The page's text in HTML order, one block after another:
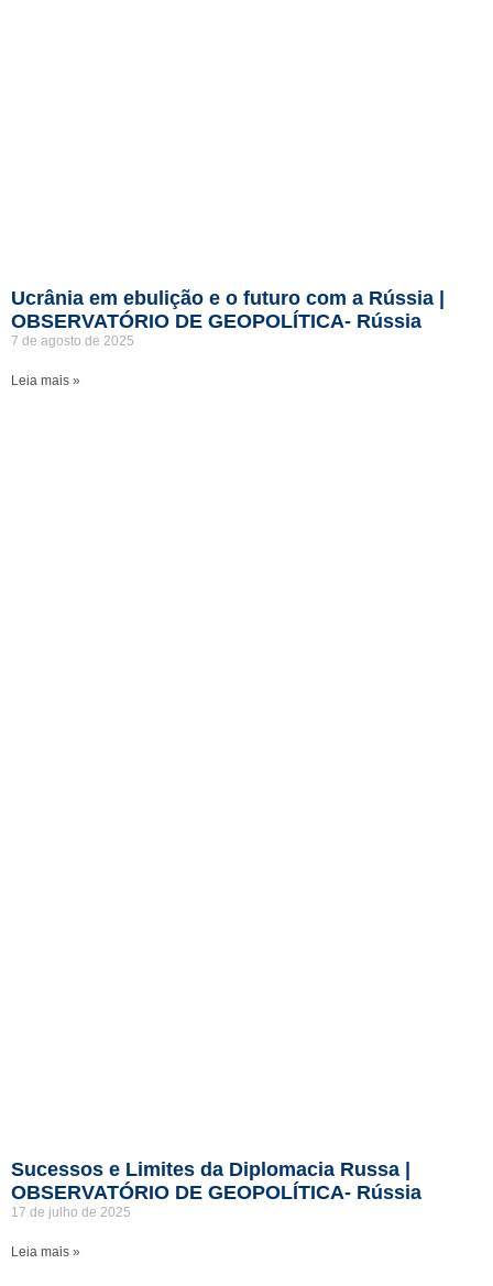
Ucrânia em ebulição e o futuro com a Rússia |
OBSERVATÓRIO DE GEOPOLÍTICA- Rússia
7 de agosto de 2025
Leia mais »
Sucessos e Limites da Diplomacia Russa |
OBSERVATÓRIO DE GEOPOLÍTICA- Rússia
17 de julho de 2025
Leia mais »